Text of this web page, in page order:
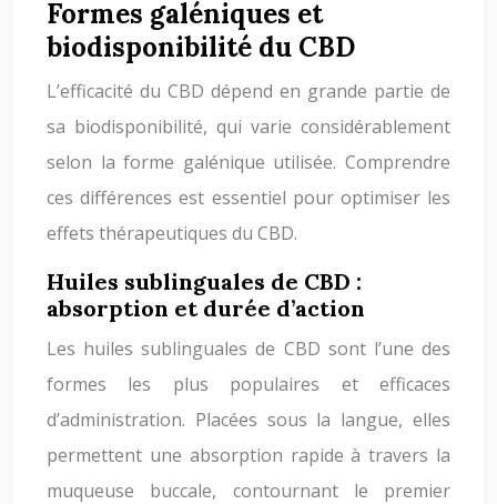
Formes galéniques et
biodisponibilité du CBD
L’efficacité du CBD dépend en grande partie de
sa biodisponibilité, qui varie considérablement
selon la forme galénique utilisée. Comprendre
ces différences est essentiel pour optimiser les
effets thérapeutiques du CBD.
Huiles sublinguales de CBD :
absorption et durée d’action
Les huiles sublinguales de CBD sont l’une des
formes les plus populaires et efficaces
d’administration. Placées sous la langue, elles
permettent une absorption rapide à travers la
muqueuse buccale, contournant le premier